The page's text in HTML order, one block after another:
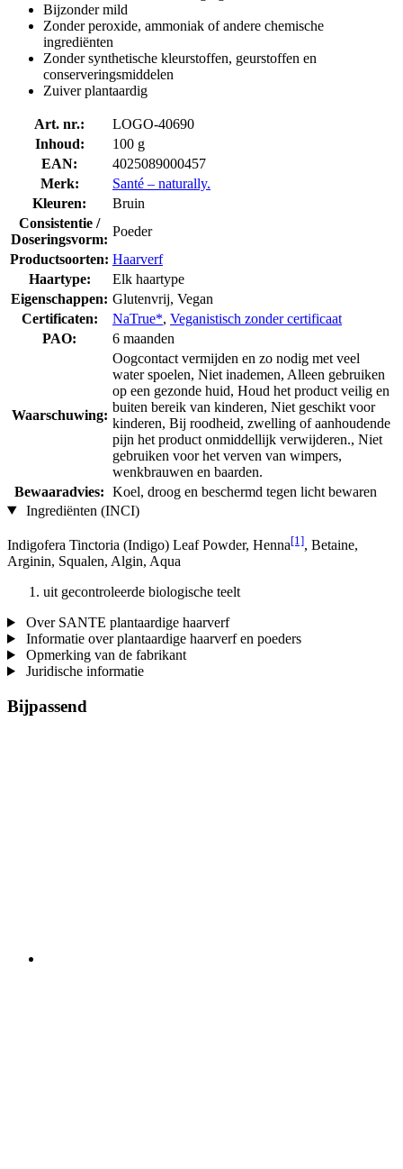
Bijzonder mild
Zonder peroxide, ammoniak of andere chemische
ingrediënten
Zonder synthetische kleurstoffen, geurstoffen en
conserveringsmiddelen
Zuiver plantaardig
Art. nr.:
LOGO-40690
Inhoud:
100 g
EAN:
4025089000457
Merk:
Santé – naturally.
Kleuren:
Bruin
Consistentie /
Doseringsvorm:
Poeder
Productsoorten: Haarverf
Haartype:
Elk haartype
Eigenschappen: Glutenvrij, Vegan
Certificaten:
NaTrue*, Veganistisch zonder certificaat
PAO:
6 maanden
Waarschuwing:
Oogcontact vermijden en zo nodig met veel
water spoelen, Niet inademen, Alleen gebruiken
op een gezonde huid, Houd het product veilig en
buiten bereik van kinderen, Niet geschikt voor
kinderen, Bij roodheid, zwelling of aanhoudende
pijn het product onmiddellijk verwijderen., Niet
gebruiken voor het verven van wimpers,
wenkbrauwen en baarden.
Bewaaradvies: Koel, droog en beschermd tegen licht bewaren
Ingrediënten (INCI)
Indigofera Tinctoria (Indigo) Leaf Powder, Henna[1], Betaine,
Arginin, Squalen, Algin, Aqua
uit gecontroleerde biologische teelt
Over SANTE plantaardige haarverf
Informatie over plantaardige haarverf en poeders
Opmerking van de fabrikant
Juridische informatie
Bijpassend